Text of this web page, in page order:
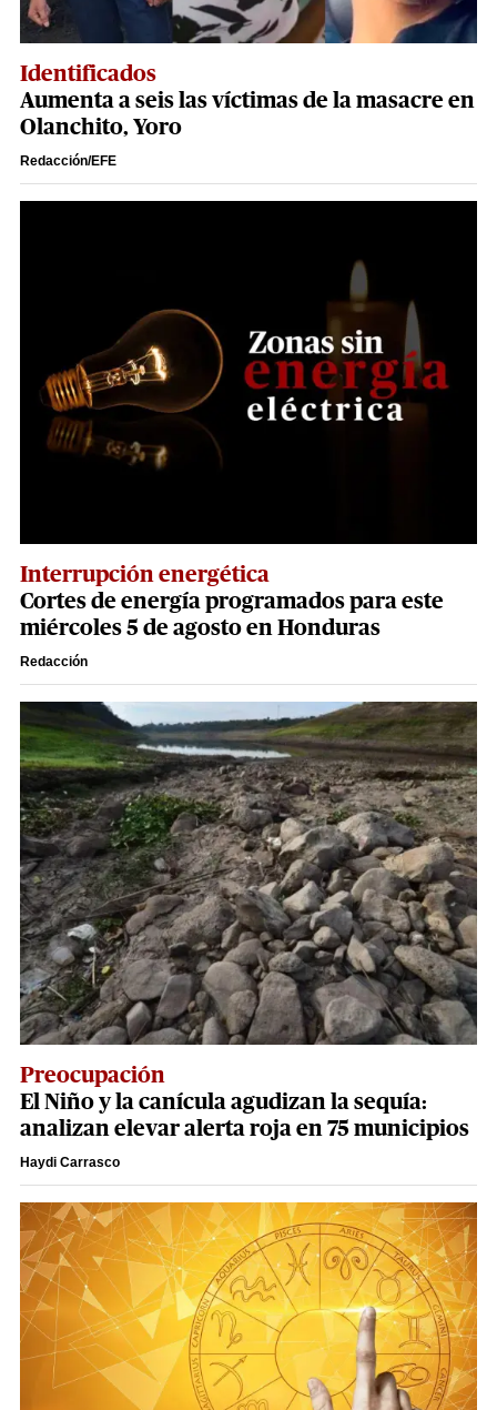
Identificados
Aumenta a seis las víctimas de la masacre en
Olanchito, Yoro
Redacción/EFE
Interrupción energética
Cortes de energía programados para este
miércoles 5 de agosto en Honduras
Redacción
Preocupación
El Niño y la canícula agudizan la sequía:
analizan elevar alerta roja en 75 municipios
Haydi Carrasco